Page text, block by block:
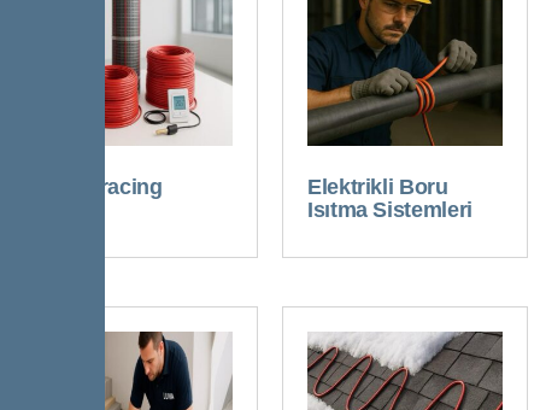
Heat Tracing
Elektrikli Boru
Isıtma Sistemleri